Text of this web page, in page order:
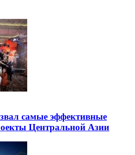
самые эффективные
Центральной Азии